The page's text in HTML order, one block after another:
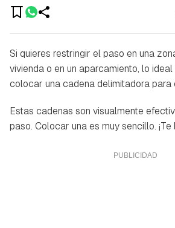
Si quieres restringir el paso en una
vivienda o en un aparcamiento, lo
colocar una cadena delimitadora para
Estas cadenas son visualmente
paso. Colocar una es muy sencillo. ¡Te